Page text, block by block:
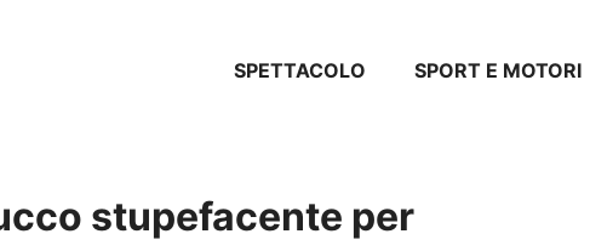
SPETTACOLO SPORT E MOTORI
stupefacente per